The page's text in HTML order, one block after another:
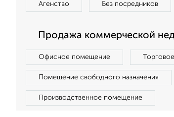
Агенство Без посредников
Продажа коммерческой
Офисное помещение
Помещение свободного назначения
Производственное помещение